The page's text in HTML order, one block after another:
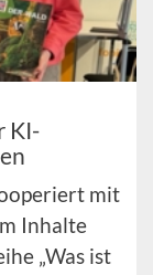
KI-
mit
Inhalte
„Was ist